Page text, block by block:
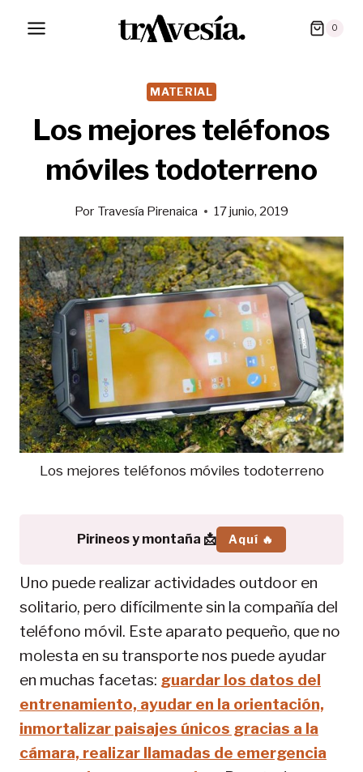
0
MATERIAL
Los mejores teléfonos
móviles todoterreno
Por Travesía Pirenaica 17 junio, 2019
Los mejores teléfonos móviles todoterreno
Pirineos y montaña 📩 Aquí 🔥
Uno puede realizar actividades outdoor en
solitario, pero difícilmente sin la compañía del
teléfono móvil. Este aparato pequeño, que no
molesta en su transporte nos puede ayudar
en muchas facetas: guardar los datos del
entrenamiento, ayudar en la orientación,
inmortalizar paisajes únicos gracias a la
cámara, realizar llamadas de emergencia